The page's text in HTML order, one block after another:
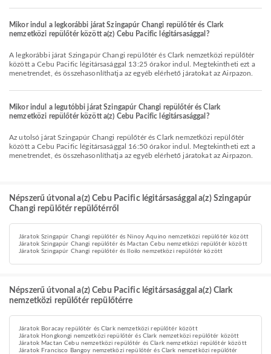
Mikor indul a legkorábbi járat Szingapúr Changi repülőtér és Clark
nemzetközi repülőtér között a(z) Cebu Pacific légitársasággal?
A legkorábbi járat Szingapúr Changi repülőtér és Clark nemzetközi repülőtér
között a Cebu Pacific légitársasággal 13:25 órakor indul. Megtekintheti ezt a
menetrendet, és összehasonlíthatja az egyéb elérhető járatokat az Airpazon.
Mikor indul a legutóbbi járat Szingapúr Changi repülőtér és Clark
nemzetközi repülőtér között a(z) Cebu Pacific légitársasággal?
Az utolsó járat Szingapúr Changi repülőtér és Clark nemzetközi repülőtér
között a Cebu Pacific légitársasággal 16:50 órakor indul. Megtekintheti ezt a
menetrendet, és összehasonlíthatja az egyéb elérhető járatokat az Airpazon.
Népszerű útvonal a(z) Cebu Pacific légitársasággal a(z) Szingapúr
Changi repülőtér repülőtérről
Járatok Szingapúr Changi repülőtér és Ninoy Aquino nemzetközi repülőtér között
Járatok Szingapúr Changi repülőtér és Mactan Cebu nemzetközi repülőtér között
Járatok Szingapúr Changi repülőtér és Iloilo nemzetközi repülőtér között
Népszerű útvonal a(z) Cebu Pacific légitársasággal a(z) Clark
nemzetközi repülőtér repülőtérre
Járatok Boracay repülőtér és Clark nemzetközi repülőtér között
Járatok Hongkongi nemzetközi repülőtér és Clark nemzetközi repülőtér között
Járatok Mactan Cebu nemzetközi repülőtér és Clark nemzetközi repülőtér között
Járatok Francisco Bangoy nemzetközi repülőtér és Clark nemzetközi repülőtér